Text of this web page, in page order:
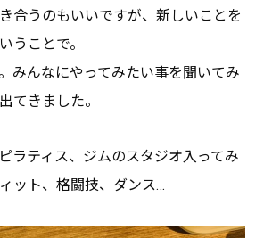
合うのもいいですが、新しいことを
うことで。
みんなにやってみたい事を聞いてみ
てきました。
ラティス、ジムのスタジオ入ってみ
ット、格闘技、ダンス…